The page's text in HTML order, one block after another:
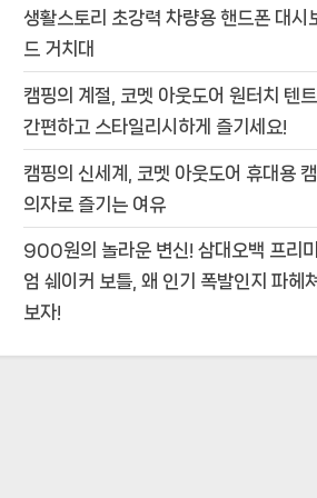
생활스토리 초강력 차량용 핸드폰 대시
드 거치대
캠핑의 계절, 코멧 아웃도어 원터치 텐
간편하고 스타일리시하게 즐기세요!
캠핑의 신세계, 코멧 아웃도어 휴대용
의자로 즐기는 여유
900원의 놀라운 변신! 삼대오백 프리미
엄 쉐이커 보틀, 왜 인기 폭발인지 파헤쳐
보자!